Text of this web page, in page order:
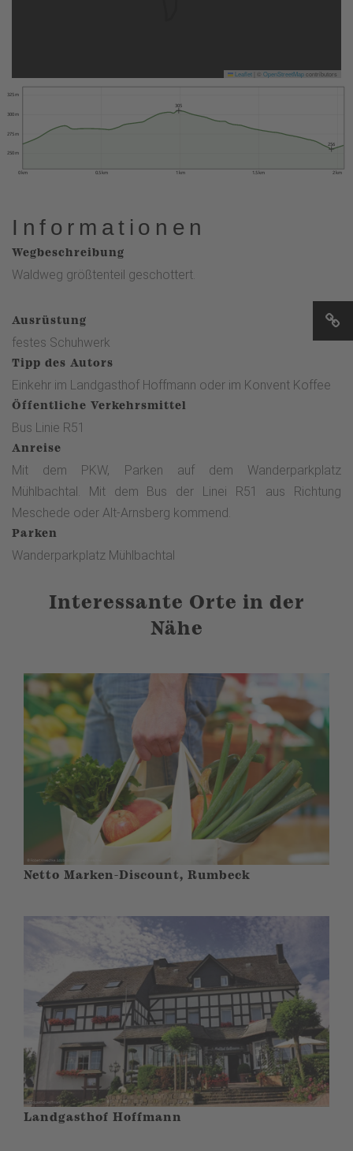
Leaflet OpenStreetMapcontributors
0 km 0.5 km 1 km 1.5 km 2 km
250 m
275 m
300 m
325 m
256
305
Informationen
Wegbeschreibung
Waldweg größtenteil geschottert.
Ausrüstung
festes Schuhwerk
Tipp des Autors
Einkehr im Landgasthof Hoffmann oder im Konvent Koffee
Öffentliche Verkehrsmittel
Bus Linie R51
Anreise
Mit dem PKW, Parken auf dem Wanderparkplatz
Mühlbachtal. Mit dem Bus der Linei R51 aus Richtung
Meschede oder Alt-Arnsberg kommend.
Parken
Wanderparkplatz Mühlbachtal
Interessante Orte in der
Nähe
Netto Marken-Discount, Rumbeck
Landgasthof Hoffmann